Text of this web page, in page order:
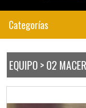
Categorías
EQUIPO > 02